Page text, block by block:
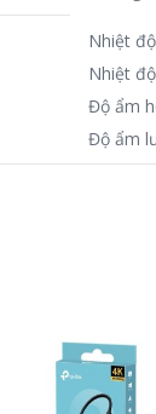
Nhiệt
Nhiệt
Độ ẩm
Độ ẩm